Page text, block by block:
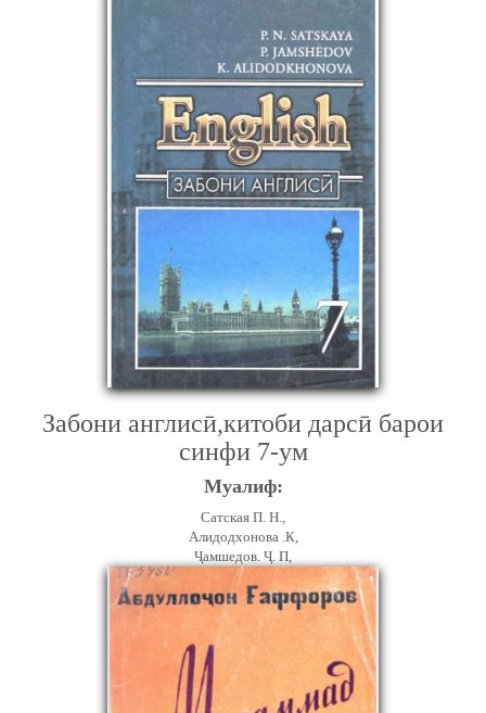
Забони англисӣ,китоби дарсӣ барои
синфи 7-ум
Муалиф:
Сатская П. Н.,
Алидодхонова .К,
Ҷамшедов. Ҷ. П,